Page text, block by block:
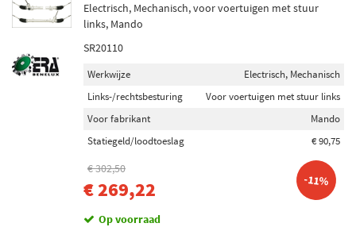
Electrisch, Mechanisch, voor voertuigen met stuur
links, Mando
SR20110
Werkwijze
Electrisch, Mechanisch
Links-/rechtsbesturing
Voor voertuigen met stuur links
Voor fabrikant
Mando
Statiegeld/loodtoeslag
€ 90,75
€ 302,50
€ 269,22 -11%
Op voorraad